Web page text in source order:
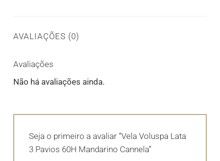
AVALIAÇÕES (0)
Avaliações
Não há avaliações ainda.
Seja o primeiro a avaliar “Vela Voluspa Lata
3 Pavios 60H Mandarino Cannela”